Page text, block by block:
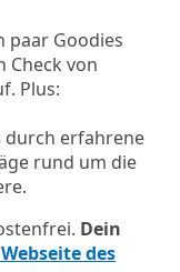
paar Goodies
Check von
Plus:
durch erfahrene
rund um die
Dein
des